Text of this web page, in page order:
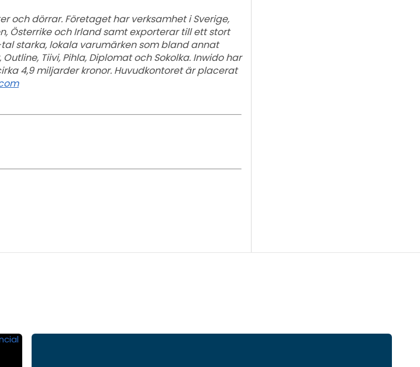
och dörrar. Företaget har verksamhet i Sverige,
Österrike och Irland samt exporterar till ett stort
starka, lokala varumärken som bland annat
Tiivi, Pihla, Diplomat och Sokolka. Inwido har
4,9 miljarder kronor. Huvudkontoret är placerat